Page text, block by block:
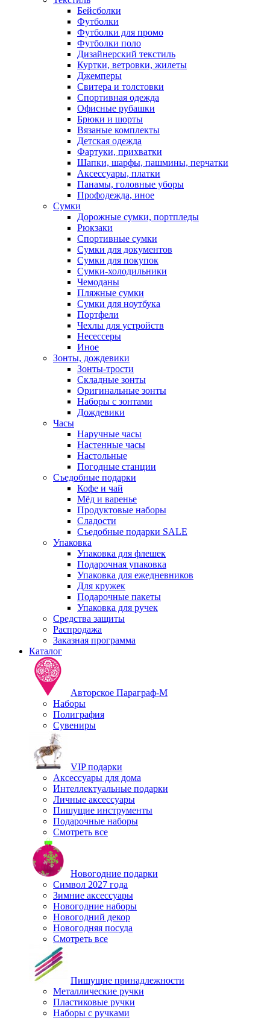
Бейсболки
Футболки
Футболки для промо
Футболки поло
Дизайнерский текстиль
Куртки, ветровки, жилеты
Джемперы
Свитера и толстовки
Спортивная одежда
Офисные рубашки
Брюки и шорты
Вязаные комплекты
Детская одежда
Фартуки, прихватки
Шапки, шарфы, пашмины, перчатки
Аксессуары, платки
Панамы, головные уборы
Профодежда, иное
Сумки
Дорожные сумки, портпледы
Рюкзаки
Спортивные сумки
Сумки для документов
Сумки для покупок
Сумки-холодильники
Чемоданы
Пляжные сумки
Сумки для ноутбука
Портфели
Чехлы для устройств
Несессеры
Иное
Зонты, дождевики
Зонты-трости
Складные зонты
Оригинальные зонты
Наборы с зонтами
Дождевики
Часы
Наручные часы
Настенные часы
Настольные
Погодные станции
Съедобные подарки
Кофе и чай
Мёд и варенье
Продуктовые наборы
Сладости
Съедобные подарки SALE
Упаковка
Упаковка для флешек
Подарочная упаковка
Упаковка для ежедневников
Для кружек
Подарочные пакеты
Упаковка для ручек
Средства защиты
Распродажа
Заказная программа
Каталог
Авторское Параграф-М
Наборы
Полиграфия
Сувениры
VIP подарки
Аксессуары для дома
Интеллектуальные подарки
Личные аксессуары
Пишущие инструменты
Подарочные наборы
Смотреть все
Новогодние подарки
Символ 2027 года
Зимние аксессуары
Новогодние наборы
Новогодний декор
Новогодняя посуда
Смотреть все
Пишущие принадлежности
Металлические ручки
Пластиковые ручки
Наборы с ручками